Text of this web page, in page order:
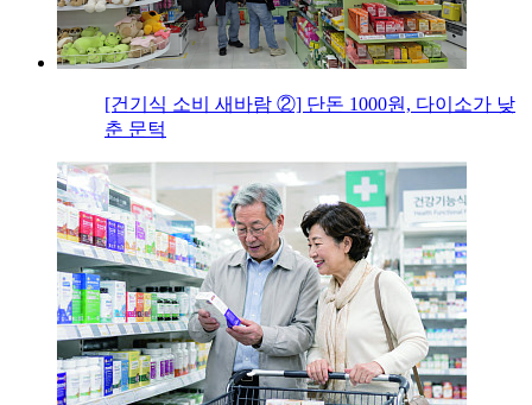
[건기식 소비 새바람 ②] 단돈 1000원, 다이소가 낮
춘 문턱